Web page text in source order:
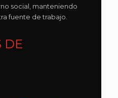
social, manteniendo
fuente de trabajo.
DE